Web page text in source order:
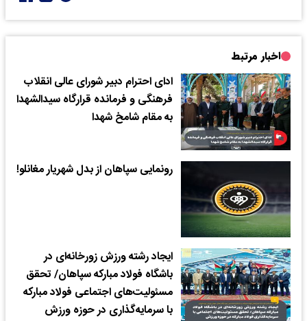
اخبار مرتبط
ادای احترام دبیر شورای عالی انقلاب
فرهنگی و فرمانده قرارگاه سیدالشهدا
به مقام شامخ شهدا
رونمایی سپاهان از بدل شهریار مغانلو!
ایجاد رشته ورزش زورخانه‌ای در
باشگاه فولاد مبارکه سپاهان/ تحقق
مسئولیت‌های اجتماعی فولاد مبارکه
با سرمایه‌گذاری در حوزه ورزش